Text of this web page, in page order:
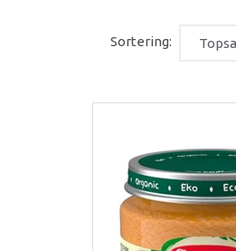
Sortering: